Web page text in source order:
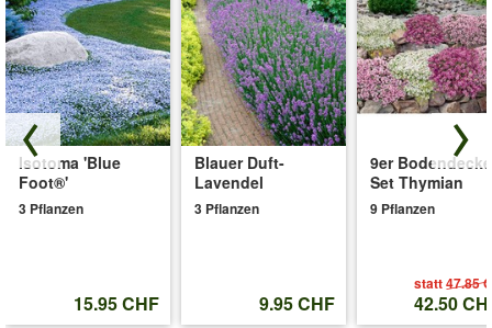
Isotoma 'Blue
Foot®'
3 Pflanzen
15.95 CHF
Blauer Duft-
Lavendel
3 Pflanzen
9.95 CHF
9er
Set Thymian
9 Pflanzen
statt47.85
42.50